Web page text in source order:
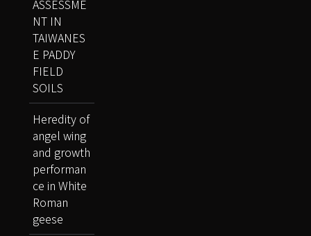
ASSESSME
NT IN
TAIWANES
E PADDY
FIELD
SOILS
Heredity of
angel wing
and growth
performan
ce in White
Roman
geese